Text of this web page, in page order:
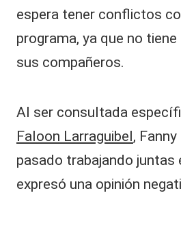
espera tener conflictos
programa, ya que no
sus compañeros.
Al ser consultada
Faloon Larraguibel,
pasado trabajando juntas
expresó una opinión